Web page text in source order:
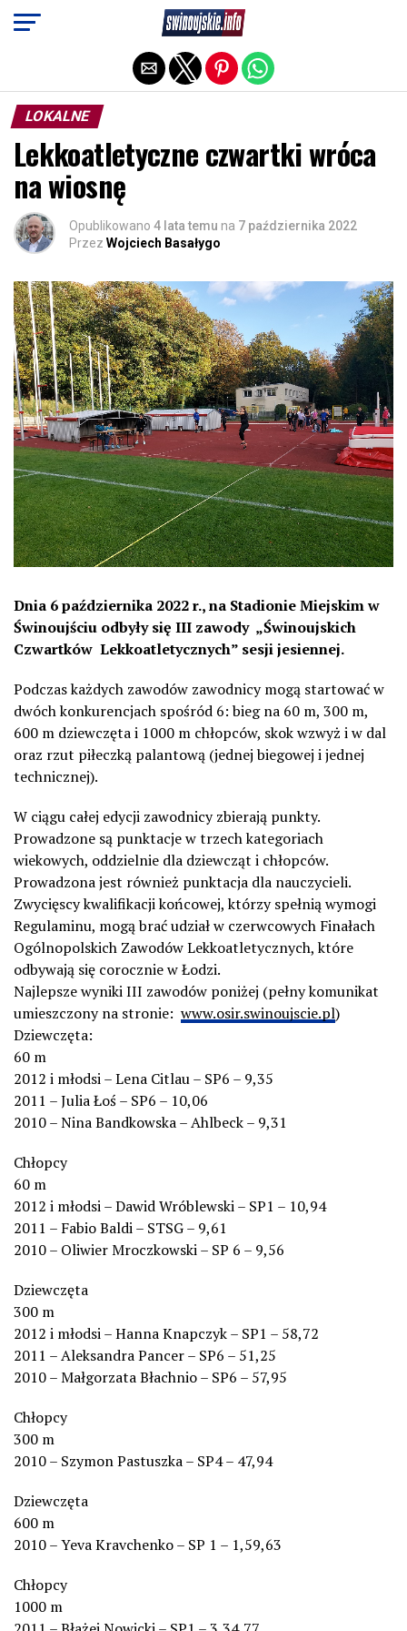
LOKALNE
Lekkoatletyczne czwartki wróca
na wiosnę
Opublikowano 4 lata temu na 7 października 2022
Przez Wojciech Basałygo
Dnia 6 października 2022 r., na Stadionie Miejskim w
Świnoujściu odbyły się III zawody „Świnoujskich
Czwartków Lekkoatletycznych” sesji jesiennej.
Podczas każdych zawodów zawodnicy mogą startować w
dwóch konkurencjach spośród 6: bieg na 60 m, 300 m,
600 m dziewczęta i 1000 m chłopców, skok wzwyż i w dal
oraz rzut piłeczką palantową (jednej biegowej i jednej
technicznej).
W ciągu całej edycji zawodnicy zbierają punkty.
Prowadzone są punktacje w trzech kategoriach
wiekowych, oddzielnie dla dziewcząt i chłopców.
Prowadzona jest również punktacja dla nauczycieli.
Zwycięscy kwalifikacji końcowej, którzy spełnią wymogi
Regulaminu, mogą brać udział w czerwcowych Finałach
Ogólnopolskich Zawodów Lekkoatletycznych, które
odbywają się corocznie w Łodzi.
Najlepsze wyniki III zawodów poniżej (pełny komunikat
umieszczony na stronie: www.osir.swinoujscie.pl)
Dziewczęta:
60 m
2012 i młodsi – Lena Citlau – SP6 – 9,35
2011 – Julia Łoś – SP6 – 10,06
2010 – Nina Bandkowska – Ahlbeck – 9,31
Chłopcy
60 m
2012 i młodsi – Dawid Wróblewski – SP1 – 10,94
2011 – Fabio Baldi – STSG – 9,61
2010 – Oliwier Mroczkowski – SP 6 – 9,56
Dziewczęta
300 m
2012 i młodsi – Hanna Knapczyk – SP1 – 58,72
2011 – Aleksandra Pancer – SP6 – 51,25
2010 – Małgorzata Błachnio – SP6 – 57,95
Chłopcy
300 m
2010 – Szymon Pastuszka – SP4 – 47,94
Dziewczęta
600 m
2010 – Yeva Kravchenko – SP 1 – 1,59,63
Chłopcy
1000 m
Exit mobile version